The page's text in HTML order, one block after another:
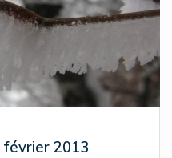
février 2013